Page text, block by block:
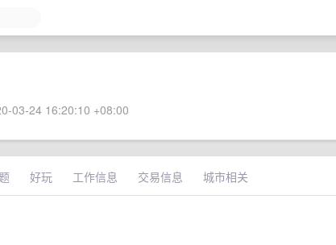
03-24 16:20:10 +08:00
好玩 工作信息 交易信息 城市相关